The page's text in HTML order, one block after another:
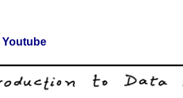
Youtube